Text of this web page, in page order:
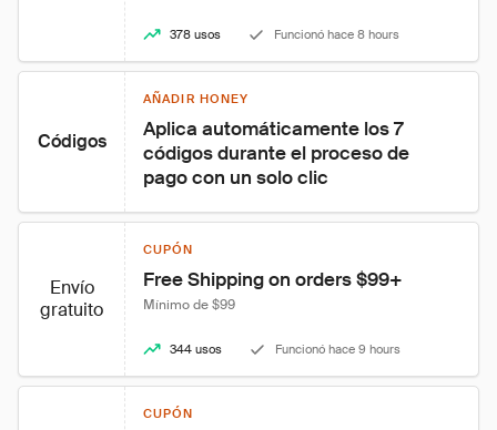
378 usos Funcionó hace 8 hours
Códigos
AÑADIR HONEY
Aplica automáticamente los 7
códigos durante el proceso de
pago con un solo clic
Envío
gratuito
CUPÓN
Free Shipping on orders $99+
Mínimo de $99
344 usos Funcionó hace 9 hours
CUPÓN